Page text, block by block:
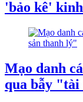
'bảo kê'
Mạo danh
qua bẫy "tài